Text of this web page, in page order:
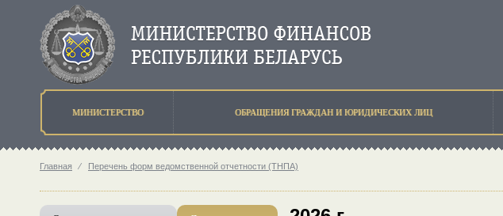
МИНИСТЕРСТВО ОБРАЩЕНИЯ ГРАЖДАН И ЮРИДИЧЕСКИХ ЛИЦ
Главная ⁄ Перечень форм ведомственной отчетности (ТНПА)